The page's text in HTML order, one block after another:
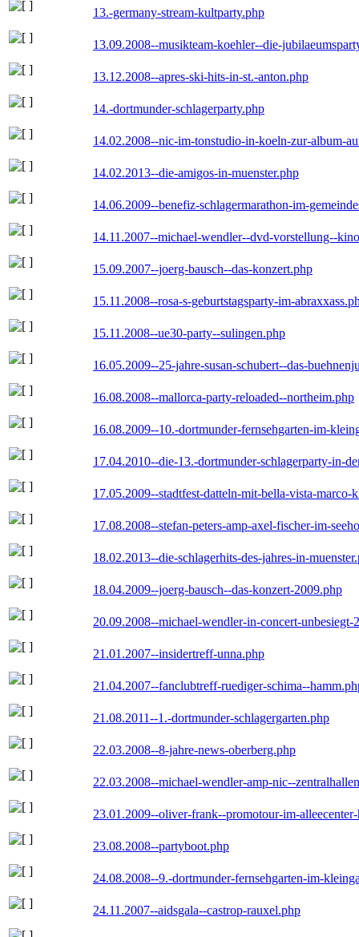
13.-germany-stream-kultparty.php
13.09.2008--musikteam-koehler--die-
13.12.2008--apres-ski-hits-in-st.-anton.php
14.-dortmunder-schlagerparty.php
14.02.2008--nic-im-tonstudio-in-koeln-zur-album-
14.02.2013--die-amigos-in-muenster.php
14.06.2009--benefiz-schlagermarathon-im-
14.11.2007--michael-wendler--dvd-vorstellung--
15.09.2007--joerg-bausch--das-konzert.php
15.11.2008--rosa-s-geburtstagsparty-im-
15.11.2008--ue30-party--sulingen.php
16.05.2009--25-jahre-susan-schubert--das-
16.08.2008--mallorca-party-reloaded--northeim.php
16.08.2009--10.-dortmunder-fernsehgarten-im-
17.04.2010--die-13.-dortmunder-schlagerparty-in-
17.05.2009--stadtfest-datteln-mit-bella-vista-marco-
17.08.2008--stefan-peters-amp-axel-fischer-im-
18.02.2013--die-schlagerhits-des-jahres-in-
18.04.2009--joerg-bausch--das-konzert-2009.php
20.09.2008--michael-wendler-in-concert-unbesiegt-
21.01.2007--insidertreff-unna.php
21.04.2007--fanclubtreff-ruediger-schima--
21.08.2011--1.-dortmunder-schlagergarten.php
22.03.2008--8-jahre-news-oberberg.php
22.03.2008--michael-wendler-amp-nic--
23.01.2009--oliver-frank--promotour-im-
23.08.2008--partyboot.php
24.08.2008--9.-dortmunder-fernsehgarten-im-
24.11.2007--aidsgala--castrop-rauxel.php